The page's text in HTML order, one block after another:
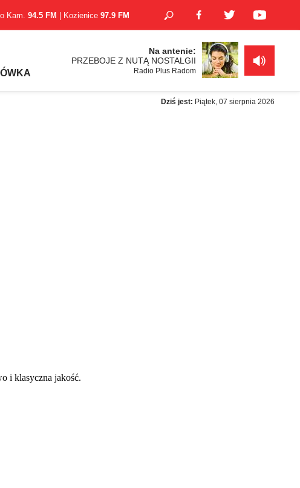
Kam. 94.5 FM | Kozienice 97.9 FM
Na antenie:
PRZEBOJE Z NUTĄ NOSTALGII
Radio Plus Radom
Dziś jest: Piątek, 07 sierpnia 2026
i klasyczna jakość.